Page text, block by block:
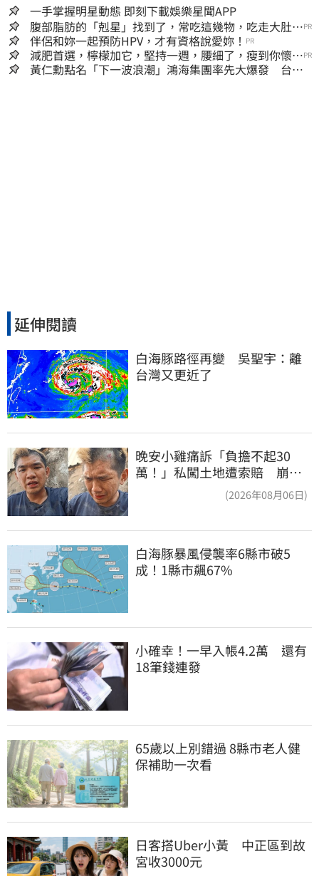
一手掌握明星動態 即刻下載娛樂星聞APP
腹部脂肪的「剋星」找到了，常吃這幾物，吃走大肚
囊，瘦出小蠻腰
PR
伴侶和妳一起預防HPV，才有資格說愛妳！ PR
減肥首選，檸檬加它，堅持一週，腰細了，瘦到你懷疑
人生
PR
黃仁勳點名「下一波浪潮」鴻海集團率先大爆發 台股
延伸閱讀
白海豚路徑再變　吳聖宇：離
台灣又更近了
晚安小雞痛訴「負擔不起30
萬！」私闖土地遭索賠 崩
潰：不接受漫天要價(2026年08月06日)
白海豚暴風侵襲率6縣市破5
成！1縣市飆67%
小確幸！一早入帳4.2萬　還有
18筆錢連發
65歲以上別錯過 8縣市老人健
保補助一次看
日客搭Uber小黃　中正區到故
宮收3000元